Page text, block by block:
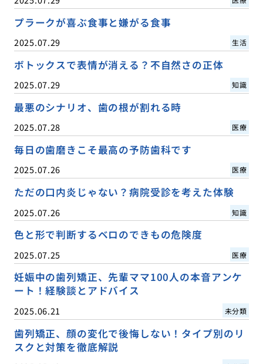
プラークが喜ぶ食事と嫌がる食事
2025.07.29 生活
ボトックスで表情が消える？不自然さの正体
2025.07.29 知識
最悪のシナリオ、歯の根が割れる時
2025.07.28 医療
毎日の歯磨きこそ最高の予防歯科です
2025.07.26 医療
ただの口内炎じゃない？病院受診を考えた体験
2025.07.26 知識
色と形で判断するベロのできもの危険度
2025.07.25 医療
妊娠中の歯列矯正、先輩ママ100人の本音アンケ
ート！経験談とアドバイス
2025.06.21 未分類
歯列矯正、顔の変化で後悔しない！タイプ別のリ
スクと対策を徹底解説